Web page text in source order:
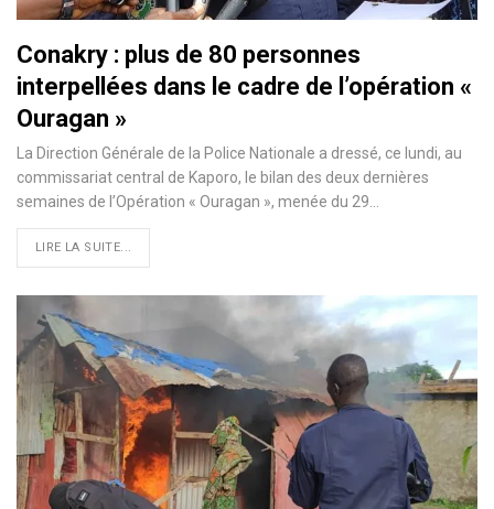
Conakry : plus de 80 personnes
interpellées dans le cadre de l’opération «
Ouragan »
La Direction Générale de la Police Nationale a dressé, ce lundi, au
commissariat central de Kaporo, le bilan des deux dernières
semaines de l’Opération « Ouragan », menée du 29…
LIRE LA SUITE...